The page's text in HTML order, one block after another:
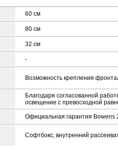
60 см
80 см
32 см
-
Возможность крепления
Благодаря согласованной
освещение с превосходной
Официальная гарантия Bowens
Софтбокс, внутренний